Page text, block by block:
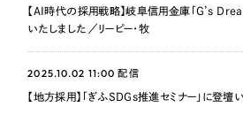
【AI時代の採用戦略】岐阜信用金庫「G’s
いたしました／リーピー・牧
2025.10.02 11:00配信
【地方採用】「ぎふSDGs推進セミナー」に登壇